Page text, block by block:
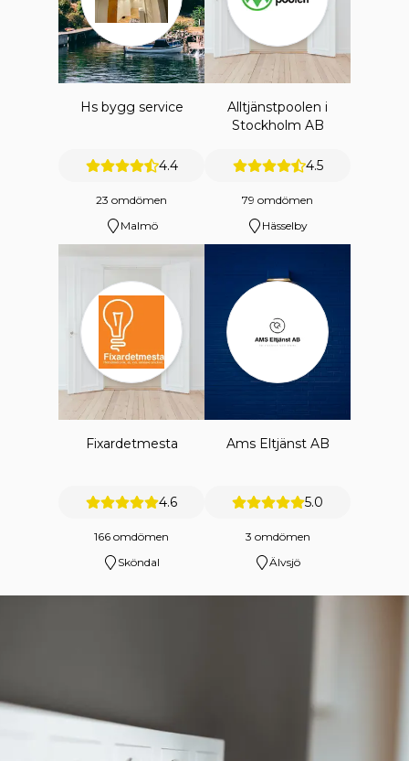
Hs bygg service
4.4
23 omdömen
Malmö
Alltjänstpoolen i
Stockholm AB
4.5
79 omdömen
Hässelby
Fixardetmesta
4.6
166 omdömen
Sköndal
Ams Eltjänst AB
5.0
3 omdömen
Älvsjö